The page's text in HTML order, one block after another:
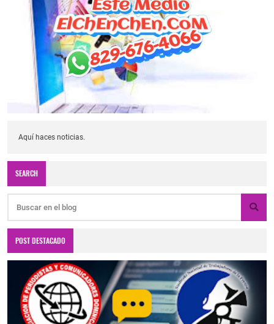
Aquí haces noticias.
SEARCH
POST DESTACADO